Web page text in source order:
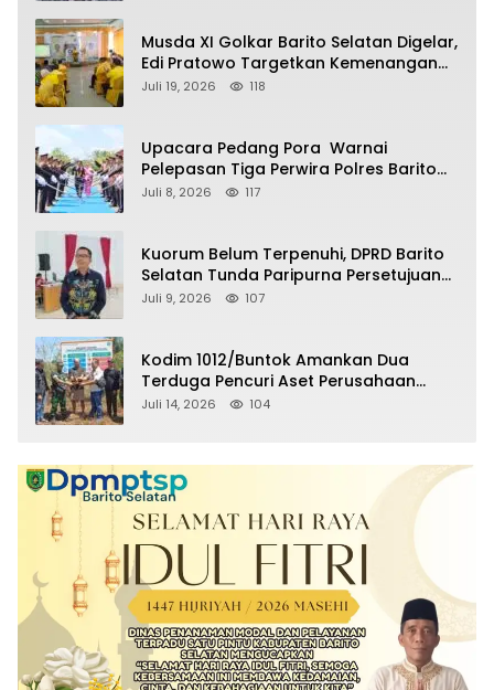
Musda XI Golkar Barito Selatan Digelar,
Edi Pratowo Targetkan Kemenangan
Partai pada Pemilu Mendatang
Juli 19, 2026 118
Upacara Pedang Pora Warnai
Pelepasan Tiga Perwira Polres Barito
Selatan Masuki Masa Pensiun
Juli 8, 2026 117
Kuorum Belum Terpenuhi, DPRD Barito
Selatan Tunda Paripurna Persetujuan
Raperda Pertanggungjawaban APBD
Juli 9, 2026 107
Kodim 1012/Buntok Amankan Dua
Terduga Pencuri Aset Perusahaan
Sitaan Satgas PKH, Satu Paket Diduga
Juli 14, 2026 104